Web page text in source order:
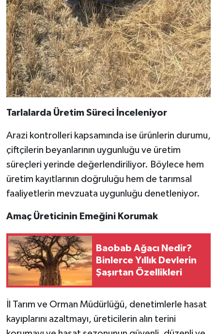
Tarlalarda Üretim Süreci İnceleniyor
Arazi kontrolleri kapsamında ise ürünlerin durumu,
çiftçilerin beyanlarının uygunluğu ve üretim
süreçleri yerinde değerlendiriliyor. Böylece hem
üretim kayıtlarının doğruluğu hem de tarımsal
faaliyetlerin mevzuata uygunluğu denetleniyor.
Amaç Üreticinin Emeğini Korumak
Baobab Ağacı Nedir?
Binlerce Yıllık Devlerin
Şaşırtan Özellikleri
İl Tarım ve Orman Müdürlüğü, denetimlerle hasat
kayıplarını azaltmayı, üreticilerin alın terini